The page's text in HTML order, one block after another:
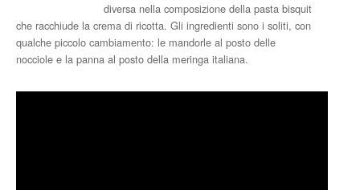
diversa nella composizione della pasta bisquit
che racchiude la crema di ricotta. Gli ingredienti sono i soliti, con
qualche piccolo cambiamento: le mandorle al posto delle
nocciole e la panna al posto della meringa italiana.